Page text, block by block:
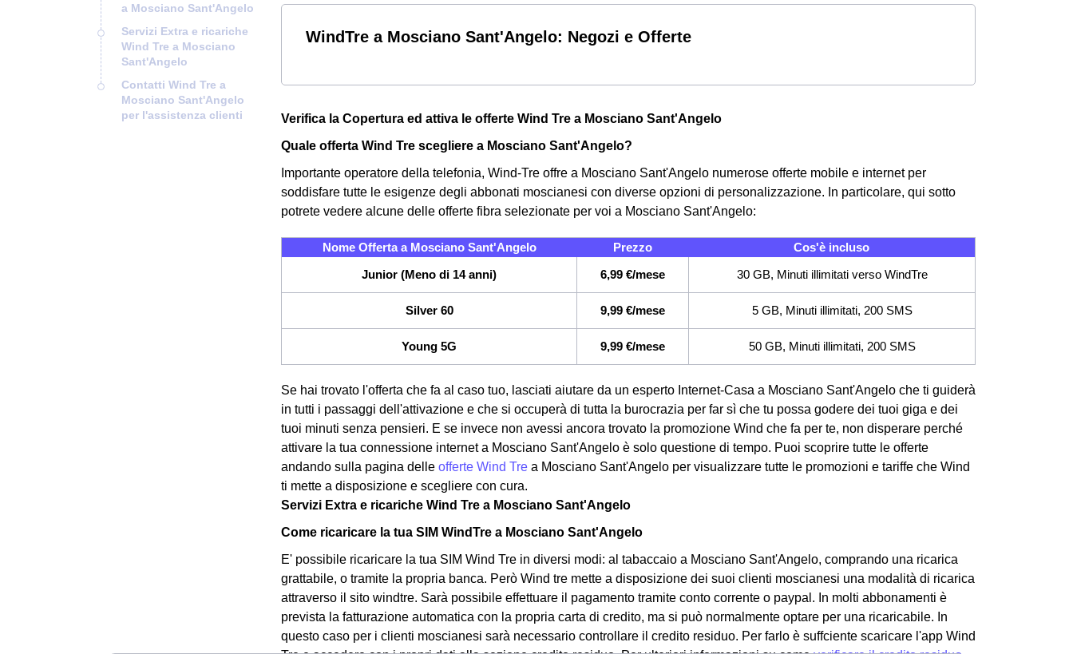
a Mosciano Sant'Angelo
Servizi Extra e ricariche
Wind Tre a Mosciano
Sant'Angelo
Contatti Wind Tre a
Mosciano Sant'Angelo
per l'assistenza clienti
WindTre a Mosciano Sant'Angelo: Negozi e Offerte
Verifica la Copertura ed attiva le offerte Wind Tre a Mosciano Sant'Angelo
Quale offerta Wind Tre scegliere a Mosciano Sant'Angelo?
Importante operatore della telefonia, Wind-Tre offre a Mosciano Sant'Angelo numerose offerte mobile e internet per
soddisfare tutte le esigenze degli abbonati moscianesi con diverse opzioni di personalizzazione. In particolare, qui sotto
potrete vedere alcune delle offerte fibra selezionate per voi a Mosciano Sant'Angelo:
Nome Offerta a Mosciano Sant'Angelo Prezzo
Cos'è incluso
Junior (Meno di 14 anni)
6,99 €/mese 30 GB, Minuti illimitati verso WindTre
Silver 60 9,99 €/mese 5 GB, Minuti illimitati, 200 SMS
Young 5G 9,99 €/mese 50 GB, Minuti illimitati, 200 SMS
Se hai trovato l'offerta che fa al caso tuo, lasciati aiutare da un esperto Internet-Casa a Mosciano Sant'Angelo che ti guiderà
in tutti i passaggi dell'attivazione e che si occuperà di tutta la burocrazia per far sì che tu possa godere dei tuoi giga e dei
tuoi minuti senza pensieri. E se invece non avessi ancora trovato la promozione Wind che fa per te, non disperare perché
attivare la tua connessione internet a Mosciano Sant'Angelo è solo questione di tempo. Puoi scoprire tutte le offerte
andando sulla pagina delle offerte Wind Tre a Mosciano Sant'Angelo per visualizzare tutte le promozioni e tariffe che Wind
ti mette a disposizione e scegliere con cura.
Servizi Extra e ricariche Wind Tre a Mosciano Sant'Angelo
Come ricaricare la tua SIM WindTre a Mosciano Sant'Angelo
E' possibile ricaricare la tua SIM Wind Tre in diversi modi: al tabaccaio a Mosciano Sant'Angelo, comprando una ricarica
grattabile, o tramite la propria banca. Però Wind tre mette a disposizione dei suoi clienti moscianesi una modalità di ricarica
attraverso il sito windtre. Sarà possibile effettuare il pagamento tramite conto corrente o paypal. In molti abbonamenti è
prevista la fatturazione automatica con la propria carta di credito, ma si può normalmente optare per una ricaricabile. In
questo caso per i clienti moscianesi sarà necessario controllare il credito residuo. Per farlo è suffciente scaricare l'app Wind